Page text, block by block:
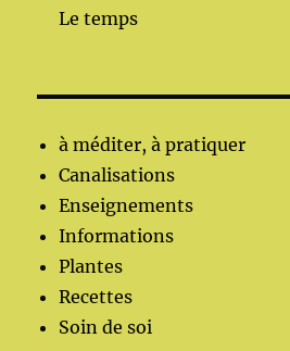
Le temps
à méditer, à pratiquer
Canalisations
Enseignements
Informations
Plantes
Recettes
Soin de soi